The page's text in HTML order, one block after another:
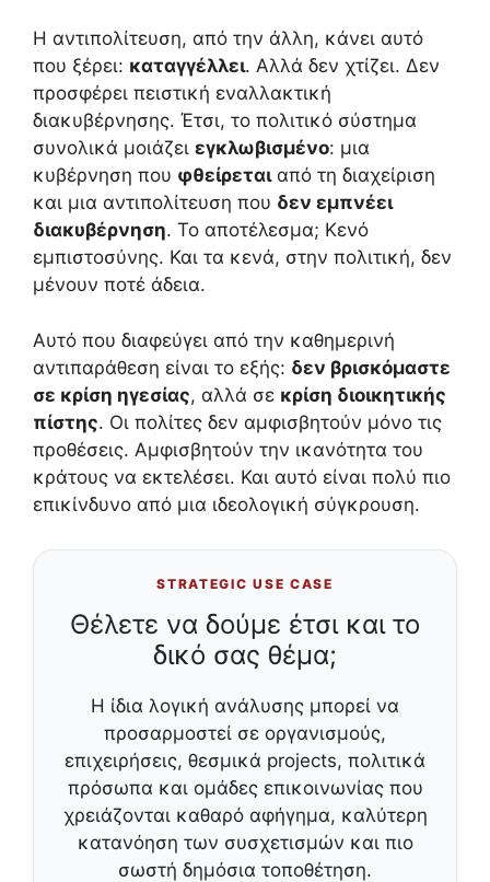
Η αντιπολίτευση, από την άλλη, κάνει αυτό
που ξέρει: καταγγέλλει. Αλλά δεν χτίζει. Δεν
προσφέρει πειστική εναλλακτική
διακυβέρνησης. Έτσι, το πολιτικό σύστημα
συνολικά μοιάζει εγκλωβισμένο: μια
κυβέρνηση που φθείρεταιαπό τη διαχείριση
και μια αντιπολίτευση που δεν εμπνέει
διακυβέρνηση. Το αποτέλεσμα; Κενό
εμπιστοσύνης. Και τα κενά, στην πολιτική, δεν
μένουν ποτέ άδεια.
Αυτό που διαφεύγει από την καθημερινή
αντιπαράθεση είναι το εξής: δεν βρισκόμαστε
σε κρίση ηγεσίας, αλλά σε κρίση διοικητικής
πίστης. Οι πολίτες δεν αμφισβητούν μόνο τις
προθέσεις. Αμφισβητούν την ικανότητα του
κράτους να εκτελέσει. Και αυτό είναι πολύ πιο
επικίνδυνο από μια ιδεολογική σύγκρουση.
STRATEGIC USE CASE
Θέλετε να δούμε έτσι και το
δικό σας θέμα;
Η ίδια λογική ανάλυσης μπορεί να
προσαρμοστεί σε οργανισμούς,
επιχειρήσεις, θεσμικά projects, πολιτικά
πρόσωπα και ομάδες επικοινωνίας που
χρειάζονται καθαρό αφήγημα, καλύτερη
κατανόηση των συσχετισμών και πιο
σωστή δημόσια τοποθέτηση.